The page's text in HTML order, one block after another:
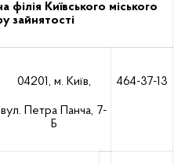
Київського міського
зайнятості
04201, м. Київ,
вул. Петра Панча, 7-
Б
464-37-13